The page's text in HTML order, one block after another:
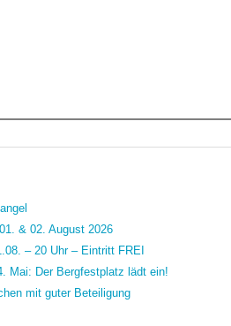
& 02. August 2026
– 20 Uhr – Eintritt FREI
Mai: Der Bergfestplatz lädt ein!
mit guter Beteiligung